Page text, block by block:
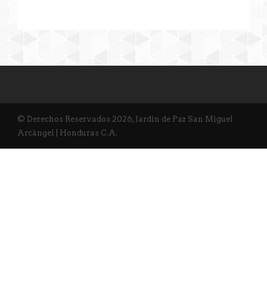
© Derechos Reservados 2026, Jardín de Paz San Miguel
Arcángel | Honduras C.A.